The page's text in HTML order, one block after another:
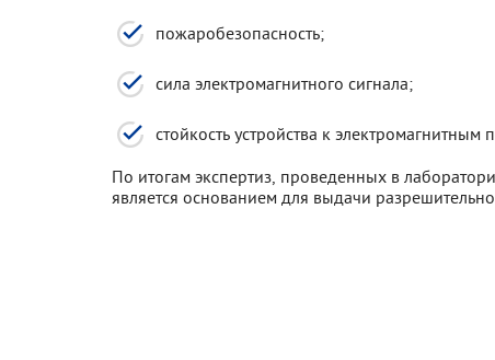
пожаробезопасность;
сила электромагнитного сигнала;
стойкость устройства к
По итогам экспертиз, проведенных в
является основанием для выдачи